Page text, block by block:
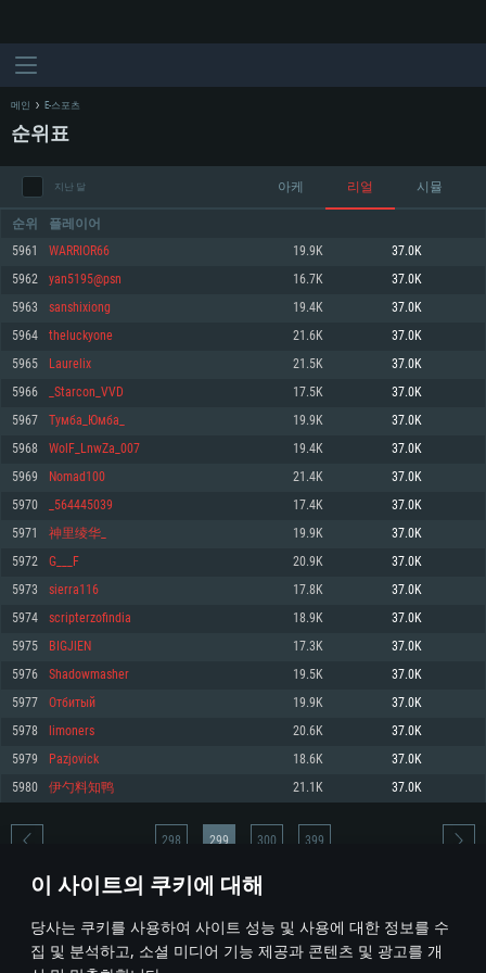
이 사이트의 쿠키에 대해
당사는 쿠키를 사용하여 사이트 성능 및 사용에 대한 정보를 수
집 및 분석하고, 소셜 미디어 기능 제공과 콘텐츠 및 광고를 개
시스템 요구사항
최소사양
운영체제: Windows 10 (64 bit)
프로세서: 2.2 GHz 듀얼코어 이상
메모리: 4GB
그래픽 카드: DirectX 11 이상을 지원하는 AMD Radeon 77XX / NVIDIA
GeForce GT 660. 최소 사양 해상도: 720p
네트워크: 브로드밴드 인터넷
여유 저장 공간: 22.1 GB (최소 클라이언트)
권장 사양
570 혹은 그 이상
여유 저장 공간: 62.2 GB (전체 클라이언트)
최소사양
운영체제: Mac OS Big Sur 11.0
프로세서: 최소 2.2 GHz의 Core i5 (Intel Xeon 은 지원하지 않습니다)
메모리: 6 GB
그래픽 카드: Metal 을 지원하는 Intel Iris Pro 5200 (Mac), 혹은 이와 비슷한 성
능을 가지는 Mac 버전의 AMD/Nvidia. 최소 해상도: 720p
네트워크: 브로드밴드 인터넷
여유 저장 공간: 22.1 GB (최소 클라이언트)
권장 사양
네트워크: 브로드밴드 인터넷
여유 저장 공간: 62.2 GB (전체 클라이언트)
최소사양
운영체제: 64bit Linux 중 최신 버전
프로세서: 2.4 GHz 듀얼코어
메모리: 4 GB
그래픽 카드: Vulkan 을 지원하고, 최신 그래픽 드라이버를 지원하는 NVIDIA
660 (6개월 미만) 혹은 그와 동급의 성능을 가지며 최신 그래픽 드라이버를 지
원하는 AMD (6개월 미만; 최소사양 지원 해상도 720p)
네트워크: 브로드밴드 인터넷
여유 저장 공간: 22.1 GB (최소 클라이언트)
권장 사양
운영체제: Ubuntu 20.04 64bit
프로세서: Intel Core i7
메모리: 16 GB
그래픽 카드: Vulkan 을 지원하고, 최신 그래픽 드라이버를 지원하는 NVIDIA
1060 (6개월 미만) 혹은 그와 동급의 성능을 가지며 최신 그래픽 드라이버를
지원하는 AMD RX 570 (6개월 미만; 최소사양 지원 해상도 720p) 이상
여유 저장 공간: 62.2 GB (전체 클라이언트)
메인 E-스포츠
순위표
지난 달 아케 리얼 시뮬
순위 플레이어
5961 WARRIOR66 19.9K 37.0K
5962 yan5195@psn 16.7K 37.0K
5963 sanshixiong 19.4K 37.0K
5964 theluckyone 21.6K 37.0K
5965 Laurelix 21.5K 37.0K
5966 _Starcon_VVD 17.5K 37.0K
5967 Тумба_Юмба_ 19.9K 37.0K
5968 WolF_LnwZa_007 19.4K 37.0K
5969 Nomad100 21.4K 37.0K
5970 _564445039 17.4K 37.0K
5971 神里绫华_ 19.9K 37.0K
5972 G___F 20.9K 37.0K
5973 sierra116 17.8K 37.0K
5974 scripterzofindia 18.9K 37.0K
5975 BIGJlEN 17.3K 37.0K
5976 Shadowmasher 19.5K 37.0K
5977 Отбитый 19.9K 37.0K
5978 limoners 20.6K 37.0K
5979 Pazjovick 18.6K 37.0K
5980 伊勺料知鸭 21.1K 37.0K
* 순위표는 매일 1회 갱신됩니다
298 299 300 399